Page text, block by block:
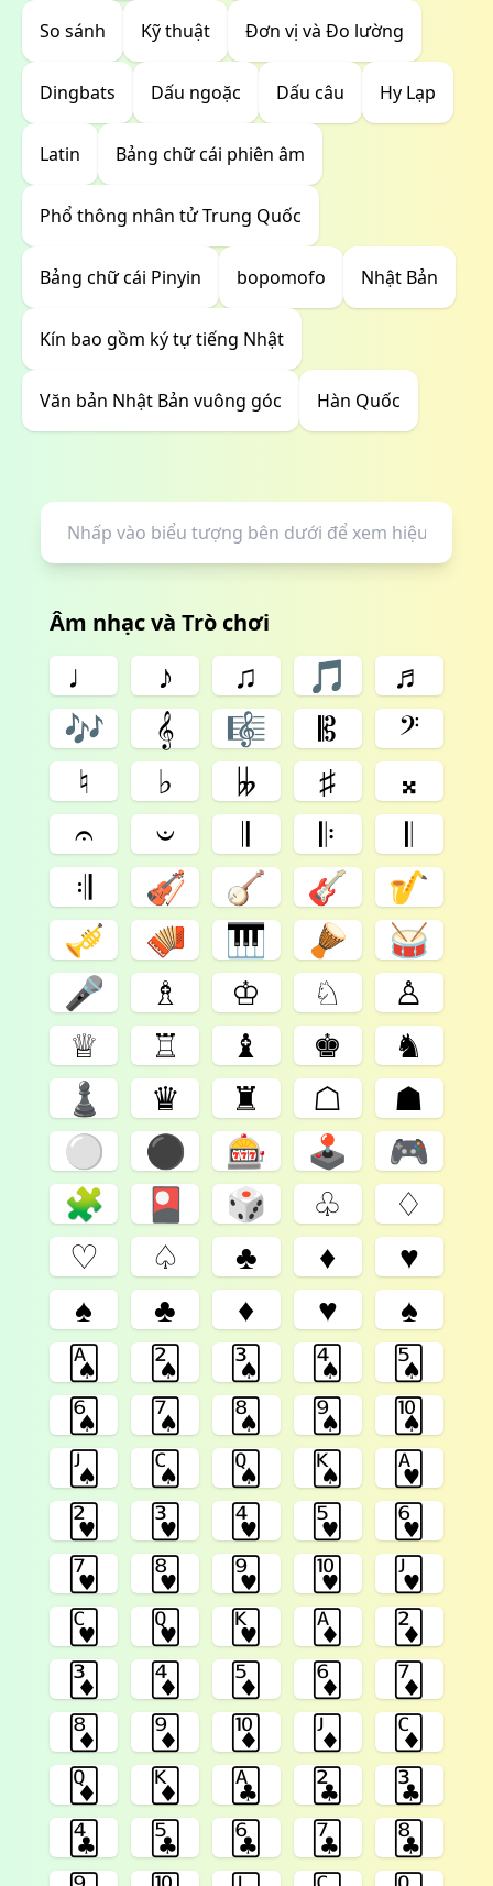
So sánh Kỹ thuật Đơn vị và Đo lường
Dingbats Dấu ngoặc Dấu câu Hy Lạp
Latin Bảng chữ cái phiên âm
Phổ thông nhân tử Trung Quốc
Bảng chữ cái Pinyin bopomofo Nhật Bản
Kín bao gồm ký tự tiếng Nhật
Văn bản Nhật Bản vuông góc Hàn Quốc
Âm nhạc và Trò chơi
♩ ♪ ♫ 🎵
♬
🎶
𝄞 🎼 𝄡
𝄢
♮
♭ 𝄫 ♯
𝄪
𝄐
𝄑 𝄂 𝄆
𝄃
𝄇
🎻 🪕 🎸
🎷
🎺
🪗 🎹 🪘
🥁
🎤
♗ ♔ ♘
♙
♕
♖ ♝ ♚
♞
♟
♛ ♜ ☖
☗
⚪️
⚫️ 🎰 🕹
🎮
🧩
🎴 🎲 ♧
♢
♡
♤ ♣︎ ♦︎
♥︎
♠︎
♣️ ♦️ ♥️
♠️
🂡
🂢 🂣 🂤
🂥
🂦
🂧 🂨 🂩
🂪
🂫
🂬 🂭 🂮
🂱
🂲
🂳 🂴 🂵
🂶
🂷
🂸 🂹 🂺
🂻
🂼
🂽 🂾 🃁
🃂
🃃
🃄 🃅 🃆
🃇
🃈
🃉 🃊 🃋
🃌
🃍
🃎 🃑 🃒
🃓
🃔
🃕 🃖 🃗
🃘